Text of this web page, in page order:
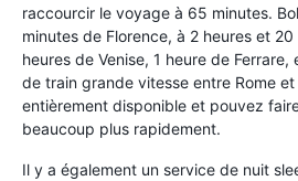
raccourcir le voyage à 65 minutes.
minutes de Florence, à 2 heures et
heures de Venise, 1 heure de
de train grande vitesse entre Rome
entièrement disponible et pouvez
beaucoup plus rapidement.
Il y a également un service de nuit